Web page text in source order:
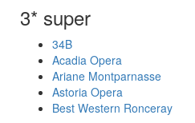
3* super
34B
Acadia Opera
Ariane Montparnasse
Astoria Opera
Best Western Ronceray